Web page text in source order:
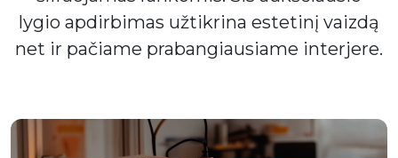
lygio apdirbimas užtikrina estetinį vaizdą
net ir pačiame prabangiausiame interjere.